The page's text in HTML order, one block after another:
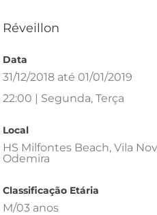
Réveillon
Data
31/12/2018 até 01/01/2019
22:00 | Segunda, Terça
Local
HS Milfontes Beach, Vila
Odemira
Classificação Etária
M/03 anos